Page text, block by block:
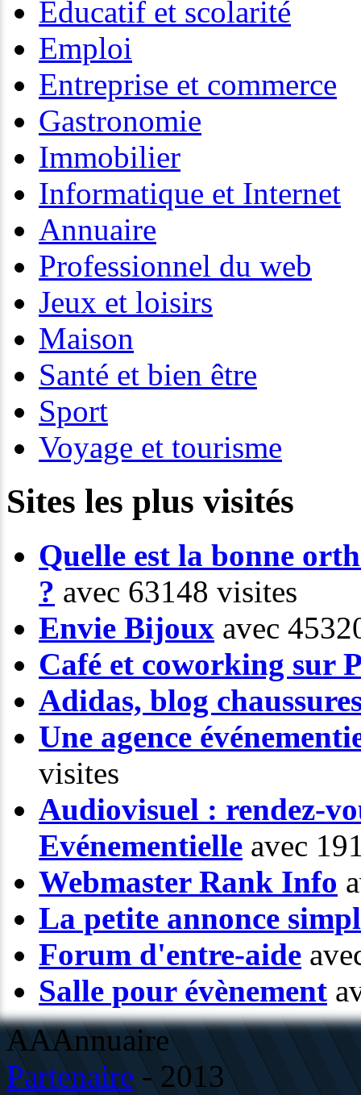
Educatif et scolarité
Emploi
Entreprise et commerce
Gastronomie
Immobilier
Informatique et Internet
Annuaire
Professionnel du web
Jeux et loisirs
Maison
Santé et bien être
Sport
Voyage et tourisme
Sites les plus visités
Quelle est la bonne
? avec 63148 visites
Envie Bijoux avec
Café et coworking sur
Adidas, blog
Une agence
visites
Audiovisuel : rendez-
Evénementielle avec
Webmaster Rank Info
La petite annonce
Forum d'entre-aide
Salle pour évènement
AAAnnuaire
Partenaire - 2013